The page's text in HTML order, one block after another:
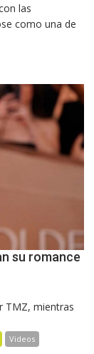
las
como una de
su romance
TMZ, mientras
Videos